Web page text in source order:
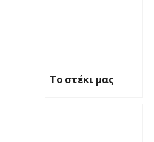
Το στέκι μας